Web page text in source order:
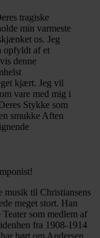
tragiske
min varmeste
os. Jeg
opfyldt af et
denne
kjært. Jeg vil
vare med mig i
Stykke som
smukke Aften
musik til Christiansens
meget stort. Han
som medlem af
fra 1908-1914
hørt om Andersen